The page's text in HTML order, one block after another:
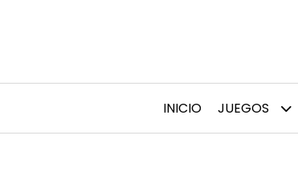
INICIO JUEGOS